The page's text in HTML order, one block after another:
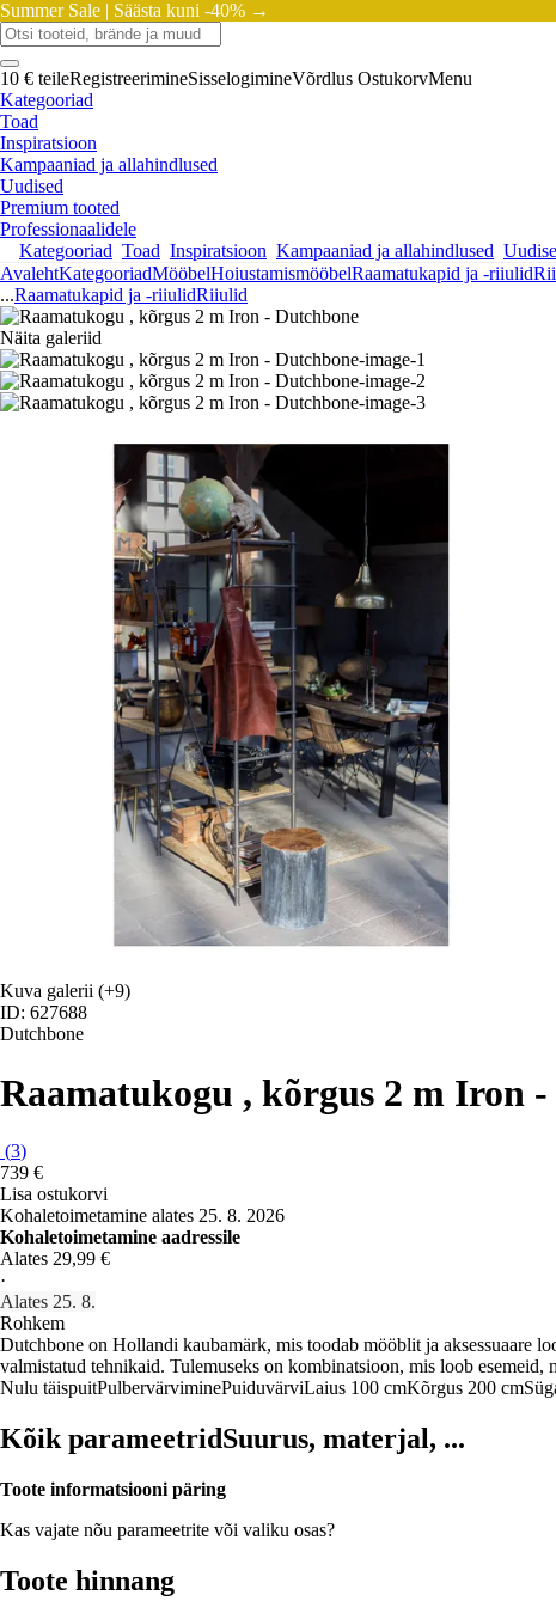
Summer Sale | Säästa kuni -40% →
10 € teileRegistreerimineSisselogimineVõrdlus OstukorvMenu
Kategooriad
Toad
Inspiratsioon
Kampaaniad ja allahindlused
Uudised
Premium tooted
Professionaalidele
Kategooriad Toad Inspiratsioon Kampaaniad ja allahindlused
AvalehtKategooriadMööbelHoiustamismööbelRaamatukapid ja -riiulid
...Raamatukapid ja -riiulidRiiulid
Näita galeriid
Kuva galerii (+9)
ID: 627688
Dutchbone
Raamatukogu , kõrgus 2 m Iron
(3)
739 €
Lisa ostukorvi
Kohaletoimetamine alates 25. 8. 2026
Kohaletoimetamine aadressile
Alates 29,99 €
·
Alates 25. 8.
Rohkem
Dutchbone on Hollandi kaubamärk, mis toodab mööblit ja aksessuaare
valmistatud tehnikaid. Tulemuseks on kombinatsioon, mis loob esemeid,
Nulu täispuitPulbervärviminePuiduvärviLaius 100 cmKõrgus 200 cm
Kõik parameetridSuurus, materjal, ...
Toote informatsiooni päring
Kas vajate nõu parameetrite või valiku osas?
Toote hinnang